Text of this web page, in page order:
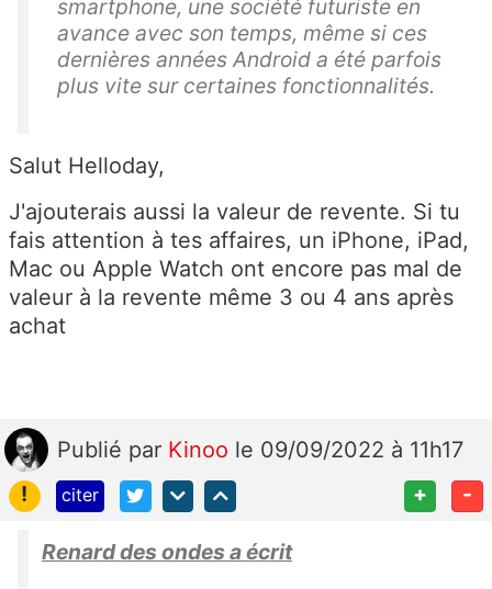
smartphone, une société futuriste en
avance avec son temps, même si ces
dernières années Android a été parfois
plus vite sur certaines fonctionnalités.
Salut Helloday,
J'ajouterais aussi la valeur de revente. Si tu
fais attention à tes affaires, un iPhone, iPad,
Mac ou Apple Watch ont encore pas mal de
valeur à la revente même 3 ou 4 ans après
achat
Publié par Kinoo le 09/09/2022 à 11h17
!
citer + -
Renard des ondes a écrit